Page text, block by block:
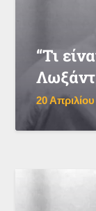
“Τι
20